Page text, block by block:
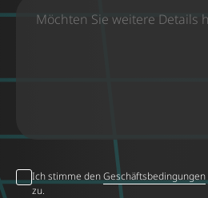
Ich stimme denGeschäftsbedingungen
zu.